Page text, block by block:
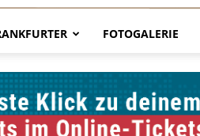
FOTOGALERIE